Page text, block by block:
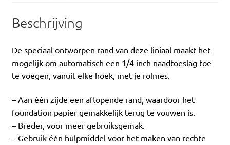
Beschrijving
De speciaal ontworpen rand van deze liniaal maakt het
mogelijk om automatisch een 1/4 inch naadtoeslag toe
te voegen, vanuit elke hoek, met je rolmes.
– Aan één zijde een aflopende rand, waardoor het
foundation papier gemakkelijk terug te vouwen is.
– Breder, voor meer gebruiksgemak.
– Gebruik één hulpmiddel voor het maken van rechte